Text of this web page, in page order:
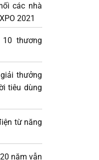
các nhà
2021
thương
thưởng
tiêu dùng
từ năng
năm vẫn